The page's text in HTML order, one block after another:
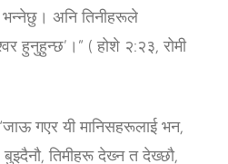
भन्‍नेछु। अनि तिनीहरूले
हुनुहुन्‍छ’।” ( होशे २:२३, रोमी
गएर यी मानिसहरूलाई भन,
तिमीहरू देख्‍न त देख्‍छौ,